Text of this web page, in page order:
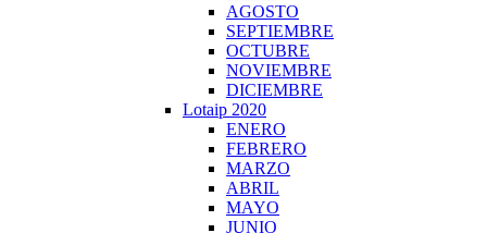
AGOSTO
SEPTIEMBRE
OCTUBRE
NOVIEMBRE
DICIEMBRE
Lotaip 2020
ENERO
FEBRERO
MARZO
ABRIL
MAYO
JUNIO